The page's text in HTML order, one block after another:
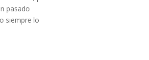
pasado
siempre lo